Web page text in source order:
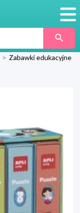
> Zabawki edukacyjne